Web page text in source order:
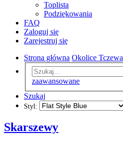
Toplista
Podziękowania
FAQ
Zaloguj się
Zarejestruj się
Strona główna Okolice Tczewa
zaawansowane
Szukaj
Styl:
Skarszewy